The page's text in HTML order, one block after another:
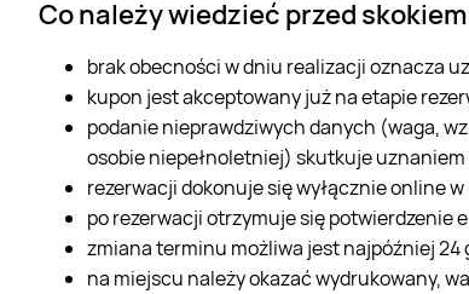
Co należy wiedzieć przed
brak obecności w dniu realizacji oznacza
kupon jest akceptowany już na etapie
podanie nieprawdziwych danych (waga,
osobie niepełnoletniej) skutkuje
rezerwacji dokonuje się wyłącznie online
po rezerwacji otrzymuje się potwierdzenie
zmiana terminu możliwa jest najpóźniej 24
na miejscu należy okazać wydrukowany,